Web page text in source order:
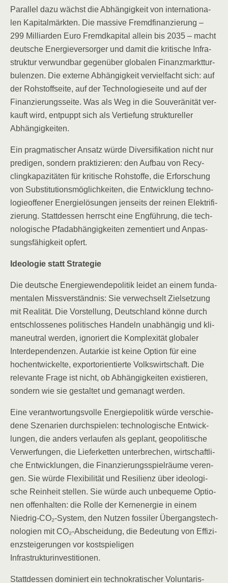
Par­al­lel dazu wächst die Abhän­gig­keit von inter­na­tio­na­
len Kapi­tal­märk­ten. Die mas­si­ve Fremd­fi­nan­zie­rung –
299 Mil­li­ar­den Euro Fremd­ka­pi­tal allein bis 2035 – macht
deut­sche Ener­gie­ver­sor­ger und damit die kri­ti­sche Infra­
struk­tur ver­wund­bar gegen­über glo­ba­len Finanz­markt­tur­
bu­len­zen. Die exter­ne Abhän­gig­keit ver­viel­facht sich: auf
der Roh­stoff­sei­te, auf der Tech­no­lo­gie­sei­te und auf der
Finan­zie­rungs­sei­te. Was als Weg in die Sou­ve­rä­ni­tät ver­
kauft wird, ent­puppt sich als Ver­tie­fung struk­tu­rel­ler
Abhängigkeiten.
Ein prag­ma­ti­scher Ansatz wür­de Diver­si­fi­ka­ti­on nicht nur
pre­di­gen, son­dern prak­ti­zie­ren: den Auf­bau von Recy­
cling­ka­pa­zi­tä­ten für kri­ti­sche Roh­stof­fe, die Erfor­schung
von Sub­sti­tu­ti­ons­mög­lich­kei­ten, die Ent­wick­lung tech­no­
lo­gie­of­fe­ner Ener­gie­lö­sun­gen jen­seits der rei­nen Elek­tri­fi­
zie­rung. Statt­des­sen herrscht eine Eng­füh­rung, die tech­
no­lo­gi­sche Pfad­ab­hän­gig­kei­ten zemen­tiert und Anpas­
sungs­fä­hig­keit opfert.
Ideo­lo­gie statt Strategie
Die deut­sche Ener­gie­wen­de­po­li­tik lei­det an einem fun­da­
men­ta­len Miss­ver­ständ­nis: Sie ver­wech­selt Ziel­set­zung
mit Rea­li­tät. Die Vor­stel­lung, Deutsch­land kön­ne durch
ent­schlos­se­nes poli­ti­sches Han­deln unab­hän­gig und kli­
ma­neu­tral wer­den, igno­riert die Kom­ple­xi­tät glo­ba­ler
Inter­de­pen­den­zen. Aut­ar­kie ist kei­ne Opti­on für eine
hoch­ent­wi­ckel­te, export­ori­en­tier­te Volks­wirt­schaft. Die
rele­van­te Fra­ge ist nicht, ob Abhän­gig­kei­ten exis­tie­ren,
son­dern wie sie gestal­tet und gema­nagt werden.
Eine ver­ant­wor­tungs­vol­le Ener­gie­po­li­tik wür­de ver­schie­
de­ne Sze­na­ri­en durch­spie­len: tech­no­lo­gi­sche Ent­wick­
lun­gen, die anders ver­lau­fen als geplant, geo­po­li­ti­sche
Ver­wer­fun­gen, die Lie­fer­ket­ten unter­bre­chen, wirt­schaft­li­
che Ent­wick­lun­gen, die Finan­zie­rungs­spiel­räu­me ver­en­
gen. Sie wür­de Fle­xi­bi­li­tät und Resi­li­enz über ideo­lo­gi­
sche Rein­heit stel­len. Sie wür­de auch unbe­que­me Optio­
nen offen­hal­ten: die Rol­le der Kern­ener­gie in einem
Nied­rig-CO₂-Sys­tem, den Nut­zen fos­si­ler Über­gangs­tech­
no­lo­gien mit CO₂-Abschei­dung, die Bedeu­tung von Effi­zi­
enz­stei­ge­run­gen vor kost­spie­li­gen
Infrastrukturinvestitionen.
Statt­des­sen domi­niert ein tech­no­kra­ti­scher Vol­un­t­a­ris­